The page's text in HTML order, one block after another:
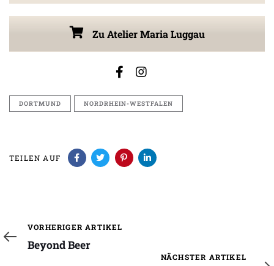
Zu Atelier Maria Luggau
DORTMUND NORDRHEIN-WESTFALEN
TEILEN AUF
Vorheriger
Artikel
VORHERIGER ARTIKEL
Beyond Beer
Nächster
NÄCHSTER ARTIKEL